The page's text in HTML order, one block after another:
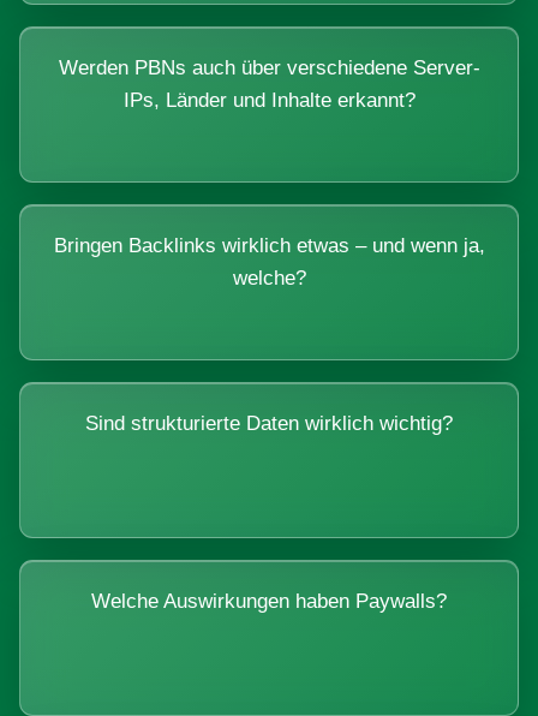
Werden PBNs auch über verschiedene Server-
IPs, Länder und Inhalte erkannt?
Bringen Backlinks wirklich etwas – und wenn ja,
welche?
Sind strukturierte Daten wirklich wichtig?
Welche Auswirkungen haben Paywalls?